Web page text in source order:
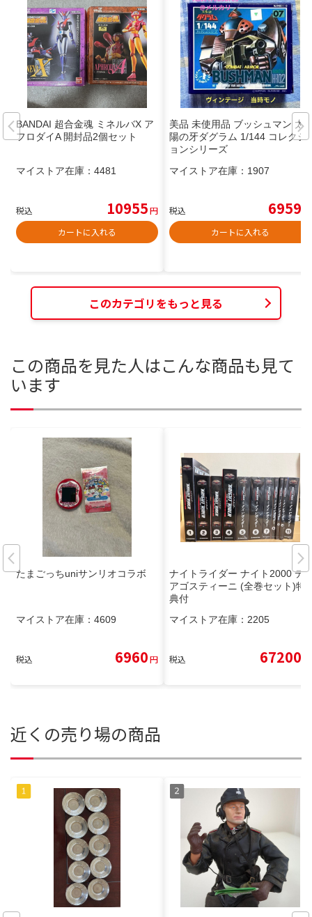
BANDAI 超合金魂 ミネルバX ア
フロダイA 開封品2個セット
マイストア在庫： 4481
税込 10955円
カートに入れる
美品 未使用品 ブッシュマン 太
陽の牙ダグラム 1/144 コレクシ
ョンシリーズ
マイストア在庫： 1907
税込 6959
カートに入れる
このカテゴリをもっと見る
この商品を見た人はこんな商品も見て
います
たまごっちuniサンリオコラボ
マイストア在庫： 4609
税込 6960円
ナイトライダー ナイト2000 デ
アゴスティーニ (全巻セット)特
典付
マイストア在庫： 2205
税込 67200
近くの売り場の商品